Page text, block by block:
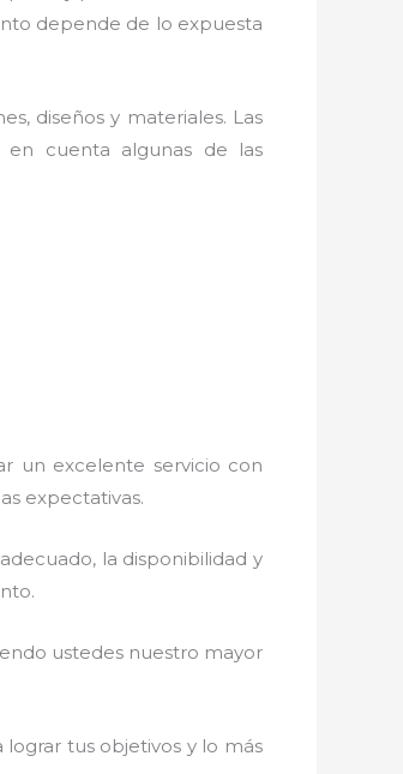
depende de lo expuesta
diseños y materiales. Las
cuenta algunas de las
un excelente servicio con
expectativas.
la disponibilidad y
ustedes nuestro mayor
tus objetivos y lo más